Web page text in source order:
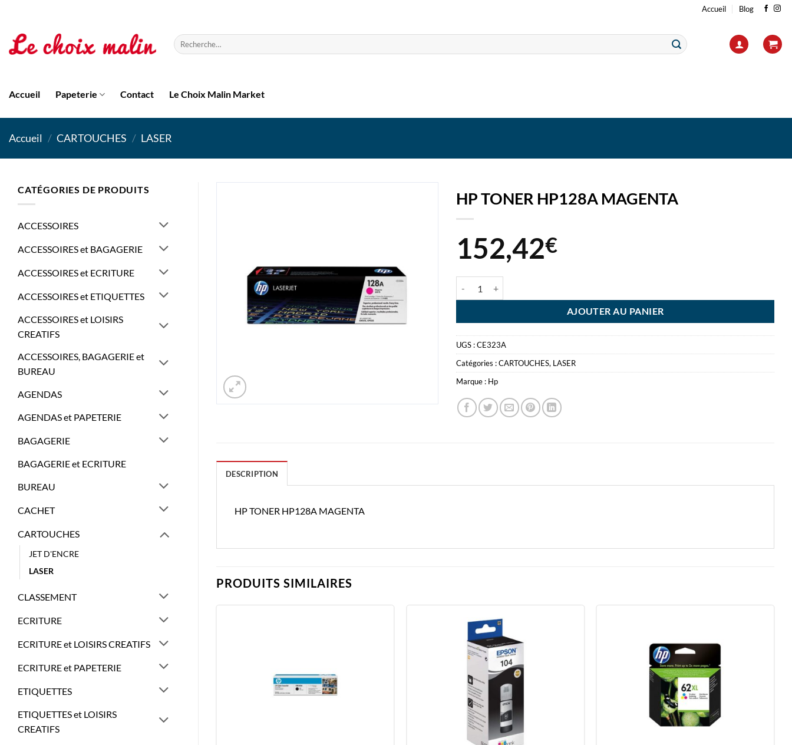
contenu
Accueil Blog
Recherche
pour :
Accueil Papeterie Contact Le Choix Malin Market
Accueil / CARTOUCHES / LASER
CATÉGORIES DE PRODUITS
ACCESSOIRES
ACCESSOIRES et BAGAGERIE
ACCESSOIRES et ECRITURE
ACCESSOIRES et ETIQUETTES
ACCESSOIRES et LOISIRS
CREATIFS
ACCESSOIRES, BAGAGERIE et
BUREAU
AGENDAS
AGENDAS et PAPETERIE
BAGAGERIE
BAGAGERIE et ECRITURE
BUREAU
CACHET
CARTOUCHES
JET D'ENCRE
LASER
CLASSEMENT
ECRITURE
ECRITURE et LOISIRS CREATIFS
ECRITURE et PAPETERIE
ETIQUETTES
ETIQUETTES et LOISIRS
CREATIFS
HP TONER HP128A MAGENTA
152,42€
AJOUTER AU PANIER
UGS :CE323A
Catégories :CARTOUCHES, LASER
Marque : Hp
DESCRIPTION
HP TONER HP128A MAGENTA
PRODUITS SIMILAIRES